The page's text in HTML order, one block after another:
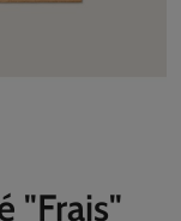
"Frais"